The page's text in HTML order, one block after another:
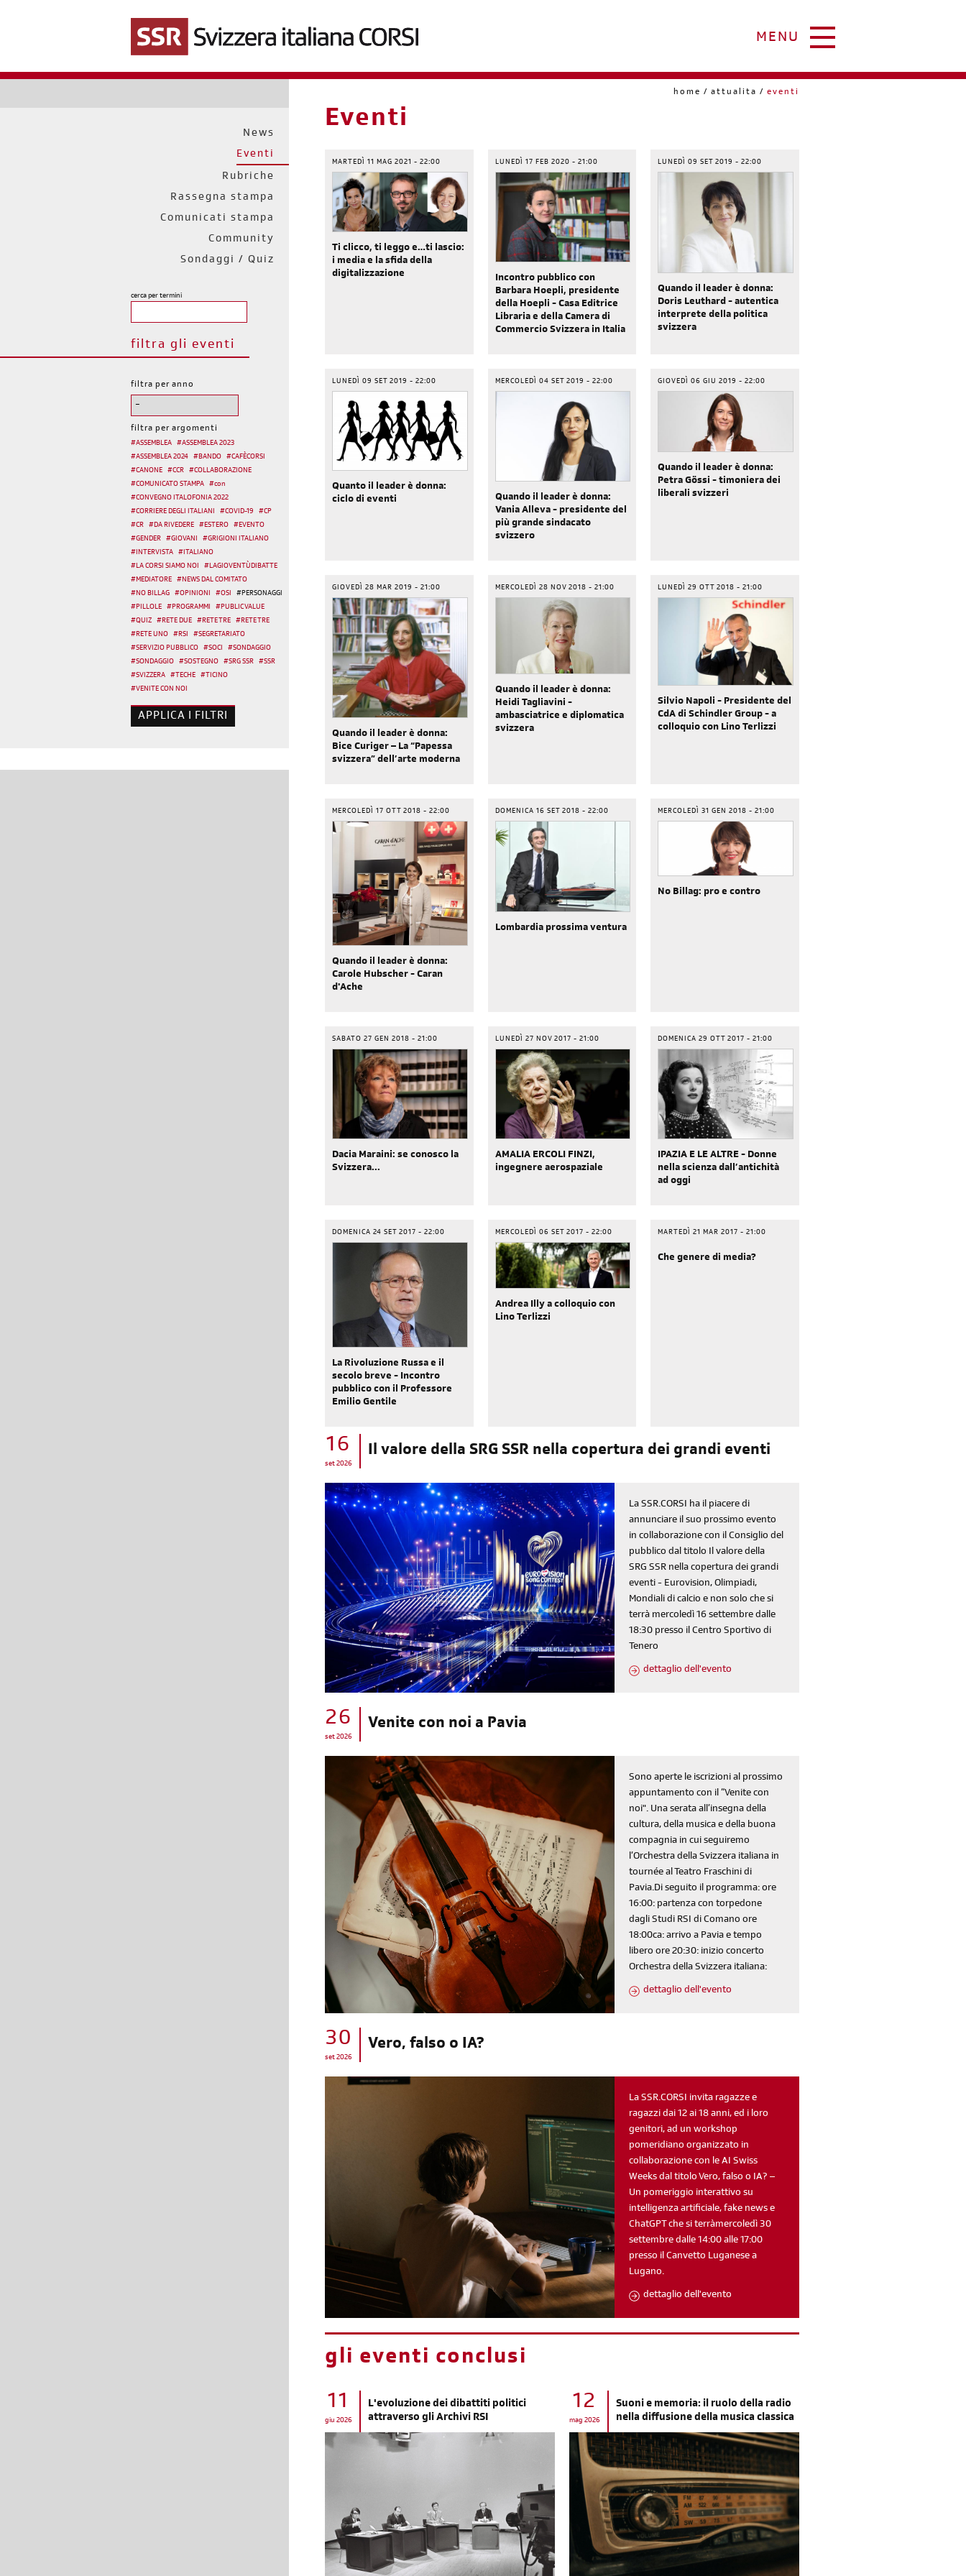
MENU
iscriviti subito
alla newsletter
sondaggi
di' la tua
login
area riservata
News
Eventi
Rubriche
Rassegna stampa
Comunicati stampa
Community
Sondaggi / Quiz
cerca per termini
filtra gli eventi
filtra per anno
filtra per argomenti
#ASSEMBLEA #ASSEMBLEA 2023
#ASSEMBLEA 2024 #BANDO #CAFÈCORSI
#CANONE #CCR #COLLABORAZIONE
#COMUNICATO STAMPA #con
#CONVEGNO ITALOFONIA 2022
#CORRIERE DEGLI ITALIANI #COVID-19 #CP
#CR #DA RIVEDERE #ESTERO #EVENTO
#GENDER #GIOVANI #GRIGIONI ITALIANO
#INTERVISTA #ITALIANO
#LA CORSI SIAMO NOI #LAGIOVENTÙDIBATTE
#MEDIATORE #NEWS DAL COMITATO
#NO BILLAG #OPINIONI #OSI #PERSONAGGI
#PILLOLE #PROGRAMMI #PUBLIC VALUE
#QUIZ #RETE DUE #RETE TRE #RETE TRE
#RETE UNO #RSI #SEGRETARIATO
#SERVIZIO PUBBLICO #SOCI #SONDAGGIO
#SONDAGGIO #SOSTEGNO #SRG SSR #SSR
#SVIZZERA # TECHE # TICINO
#VENITE CON NOI
home attualita eventi
Eventi
MARTEDÌ 11 MAG 2021 - 22:00
Ti clicco, ti leggo e…ti lascio:
i media e la sfida della
digitalizzazione
LUNEDÌ 17 FEB 2020 - 21:00
Incontro pubblico con
Barbara Hoepli, presidente
della Hoepli - Casa Editrice
Libraria e della Camera di
Commercio Svizzera in Italia
LUNEDÌ 09 SET 2019 - 22:00
Quando il leader è donna:
Doris Leuthard - autentica
interprete della politica
svizzera
LUNEDÌ 09 SET 2019 - 22:00
Quanto il leader è donna:
ciclo di eventi
MERCOLEDÌ 04 SET 2019 - 22:00
Quando il leader è donna:
Vania Alleva - presidente del
più grande sindacato
svizzero
GIOVEDÌ 06 GIU 2019 - 22:00
Quando il leader è donna:
Petra Gössi - timoniera dei
liberali svizzeri
GIOVEDÌ 28 MAR 2019 - 21:00
Quando il leader è donna:
Bice Curiger – La “Papessa
svizzera” dell’arte moderna
MERCOLEDÌ 28 NOV 2018 - 21:00
Quando il leader è donna:
Heidi Tagliavini -
ambasciatrice e diplomatica
svizzera
LUNEDÌ 29 OTT 2018 - 21:00
Silvio Napoli - Presidente del
CdA di Schindler Group - a
colloquio con Lino Terlizzi
MERCOLEDÌ 17 OTT 2018 - 22:00
Quando il leader è donna:
Carole Hubscher - Caran
d'Ache
DOMENICA 16 SET 2018 - 22:00
Lombardia prossima ventura
MERCOLEDÌ 31 GEN 2018 - 21:00
No Billag: pro e contro
SABATO 27 GEN 2018 - 21:00
Dacia Maraini: se conosco la
Svizzera...
LUNEDÌ 27 NOV 2017 - 21:00
AMALIA ERCOLI FINZI,
ingegnere aerospaziale
DOMENICA 29 OTT 2017 - 21:00
IPAZIA E LE ALTRE - Donne
nella scienza dall’antichità
ad oggi
DOMENICA 24 SET 2017 - 22:00
La Rivoluzione Russa e il
secolo breve - Incontro
pubblico con il Professore
Emilio Gentile
MERCOLEDÌ 06 SET 2017 - 22:00
Andrea Illy a colloquio con
Lino Terlizzi
MARTEDÌ 21 MAR 2017 - 21:00
Che genere di media?
16
set 2026
Il valore della SRG SSR nella copertura dei grandi eventi
La SSR.CORSI ha il piacere di
annunciare il suo prossimo evento
in collaborazione con il Consiglio del
pubblico dal titolo Il valore della
SRG SSR nella copertura dei grandi
eventi - Eurovision, Olimpiadi,
Mondiali di calcio e non solo che si
terrà mercoledì 16 settembre dalle
18:30 presso il Centro Sportivo di
Tenero
dettaglio dell'evento
26
set 2026
Venite con noi a Pavia
Sono aperte le iscrizioni al prossimo
appuntamento con il “Venite con
noi". Una serata all’insegna della
cultura, della musica e della buona
compagnia in cui seguiremo
l’Orchestra della Svizzera italiana in
tournée al Teatro Fraschini di
Pavia.Di seguito il programma: ore
16:00: partenza con torpedone
dagli Studi RSI di Comano ore
18:00ca: arrivo a Pavia e tempo
libero ore 20:30: inizio concerto
Orchestra della Svizzera italiana:
dettaglio dell'evento
30
set 2026
Vero, falso o IA?
La SSR.CORSI invita ragazze e
ragazzi dai 12 ai 18 anni, ed i loro
genitori, ad un workshop
pomeridiano organizzato in
collaborazione con le AI Swiss
Weeks dal titolo Vero, falso o IA? –
Un pomeriggio interattivo su
intelligenza artificiale, fake news e
ChatGPT che si terràmercoledì 30
settembre dalle 14:00 alle 17:00
presso il Canvetto Luganese a
Lugano.
dettaglio dell'evento
gli eventi conclusi
11
giu 2026
L'evoluzione dei dibattiti politici
attraverso gli Archivi RSI
12
mag 2026
Suoni e memoria: il ruolo della radio
nella diffusione della musica classica